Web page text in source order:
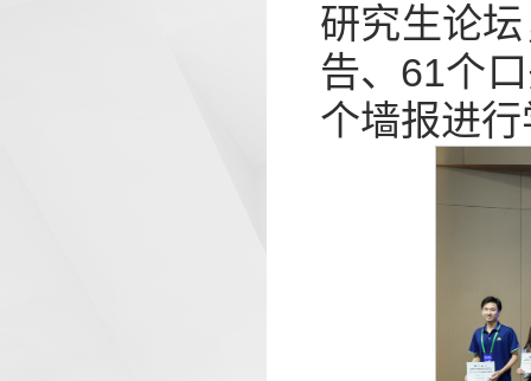
研究生论
告、61个
个墙报进